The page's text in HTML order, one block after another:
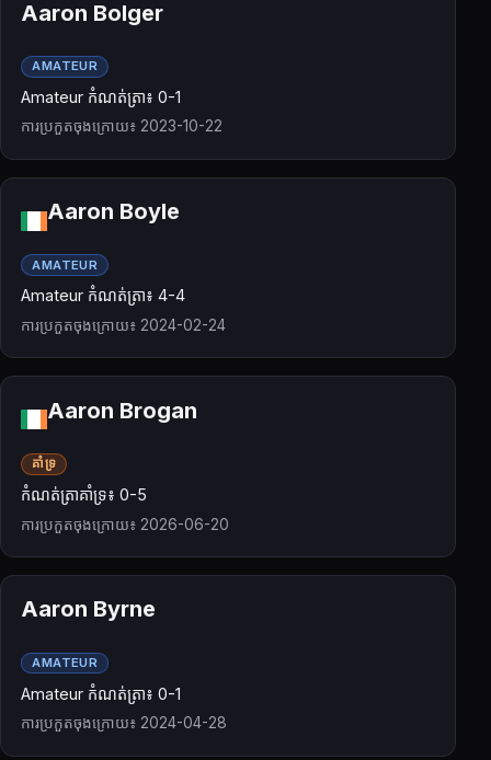
Aaron Bolger
AMATEUR
Amateur កំណត់ត្រា៖ 0-1
ការប្រកួតចុងក្រោយ៖ 2023-10-22
Aaron Boyle
AMATEUR
Amateur កំណត់ត្រា៖ 4-4
ការប្រកួតចុងក្រោយ៖ 2024-02-24
Aaron Brogan
គាំទ្រ
កំណត់ត្រាគាំទ្រ៖ 0-5
ការប្រកួតចុងក្រោយ៖ 2026-06-20
Aaron Byrne
AMATEUR
Amateur កំណត់ត្រា៖ 0-1
ការប្រកួតចុងក្រោយ៖ 2024-04-28